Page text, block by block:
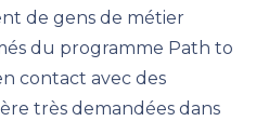
de gens de métier
du programme Path to
contact avec des
très demandées dans